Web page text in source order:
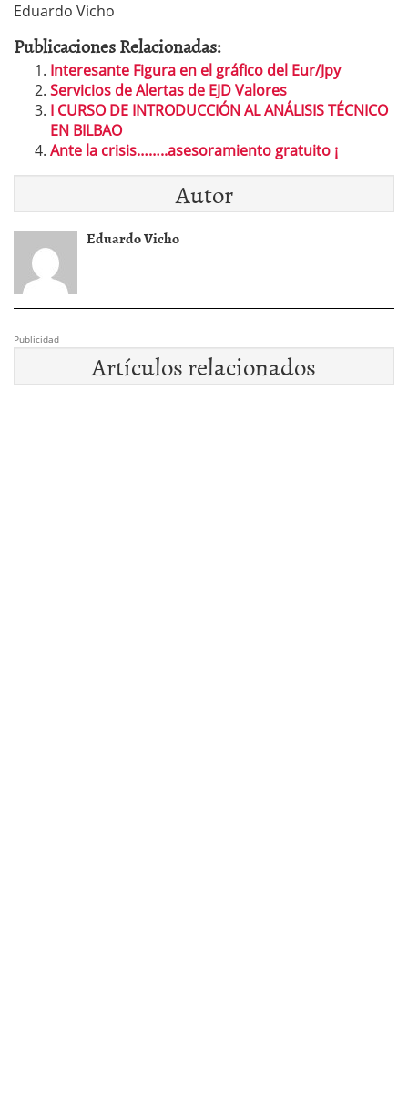
Eduardo Vicho
Publicaciones Relacionadas:
Interesante Figura en el gráfico del Eur/Jpy
Servicios de Alertas de EJD Valores
I CURSO DE INTRODUCCIÓN AL ANÁLISIS TÉCNICO
EN BILBAO
Ante la crisis……..asesoramiento gratuito ¡
Autor
Eduardo Vicho
Publicidad
Artículos relacionados